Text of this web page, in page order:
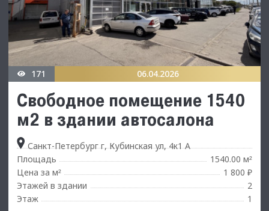
171 06.04.2026
Свободное помещение 1540
м2 в здании автосалона
Санкт-Петербург г, Кубинская ул, 4к1 А
Площадь
1540.00 м²
Цена за м²
1 800 ₽
Этажей в здании
2
Этаж
1